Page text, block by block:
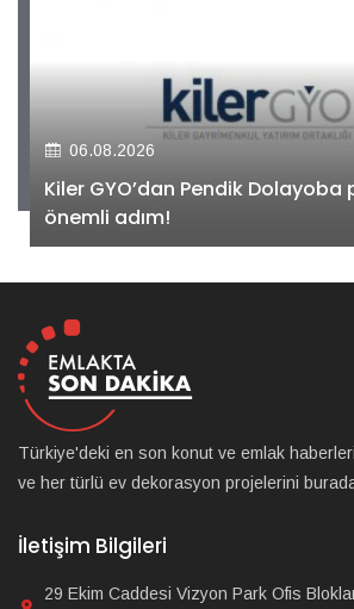
06.08.2026
Kiler GYO’dan Pendik
önemli adım!
Türkiye'deki en son konut ve emlak
ve her türlü ev dekorasyon projelerini
İletişim Bilgileri
29 Ekim Caddesi Vizyon Park Ofis